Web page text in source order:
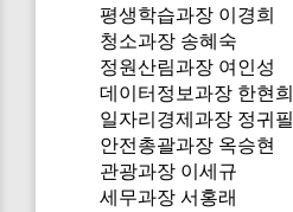
평생학습과장 이경희
청소과장 송혜숙
정원산림과장 여인성
데이터정보과장 한현희
일자리경제과장 정귀필
안전총괄과장 옥승현
관광과장 이세규
세무과장 서홍래